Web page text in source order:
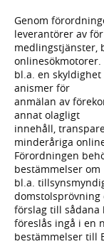
Genom
leverantörer av för
medlingstjänster,
onlinesökmotorer.
bl.a. en
anismer för
anmälan av
annat olagligt
innehåll,
minderåriga
Förordningen
bestämmelser om
bl.a.
domstolsprövning
förslag till sådana
föreslås ingå i en
bestämmelser till